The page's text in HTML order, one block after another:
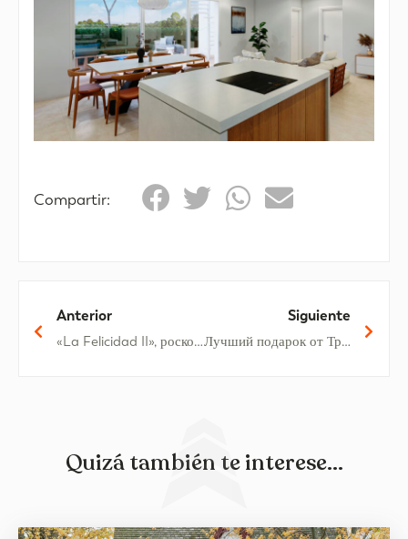
Compartir:
Anterior
«La Felicidad II», роскошный жилой комплекс на берегу моря
Siguiente
Лучший подарок от Трех Королей – Олива Нова.
Quizá también te interese...